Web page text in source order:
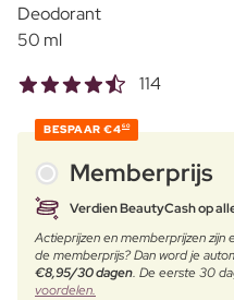
Deodorant
50 ml
114
BESPAAR €460
Memberprijs
Verdien BeautyCash op
Actieprijzen en memberprijzen
de memberprijs? Dan word je
€8,95/30 dagen. De eerste 30
voordelen.